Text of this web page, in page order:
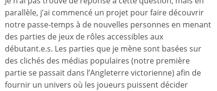
parallèle, j’ai commencé un projet pour faire découvrir
notre passe-temps à de nouvelles personnes en menant
des parties de jeux de rôles accessibles aux
débutant.e.s. Les parties que je mène sont basées sur
des clichés des médias populaires (notre première
partie se passait dans l’Angleterre victorienne) afin de
fournir un univers où les joueurs puissent décider